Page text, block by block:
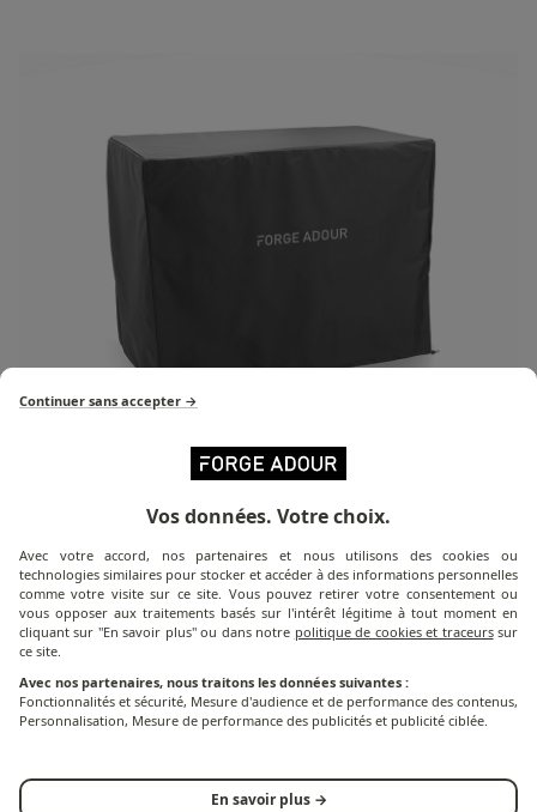
Meer informatie over het product
De H 1231 hoes is de hoes die speciaal is ontworpen
om je keukenstandaard te beschermen tegen slecht
weer en vuil. Deze hoes is waterdicht en UV-bestendig
en is voorzien van een trekkoord aan de onderkant
voor een betere bescherming en weerstand.
referentie SC CBN.
Continuer sans accepter →
Vos données. Votre choix.
Avec votre accord, nos partenaires et nous utilisons des cookies ou
technologies similaires pour stocker et accéder à des informations personnelles
comme votre visite sur ce site. Vous pouvez retirer votre consentement ou
vous opposer aux traitements basés sur l'intérêt légitime à tout moment en
cliquant sur "En savoir plus" ou dans notre politique de cookies et traceurssur
ce site.
Avec nos partenaires, nous traitons les données suivantes :
Fonctionnalités et sécurité, Mesure d'audience et de performance des contenus,
Personnalisation, Mesure de performance des publicités et publicité ciblée.
En savoir plus →